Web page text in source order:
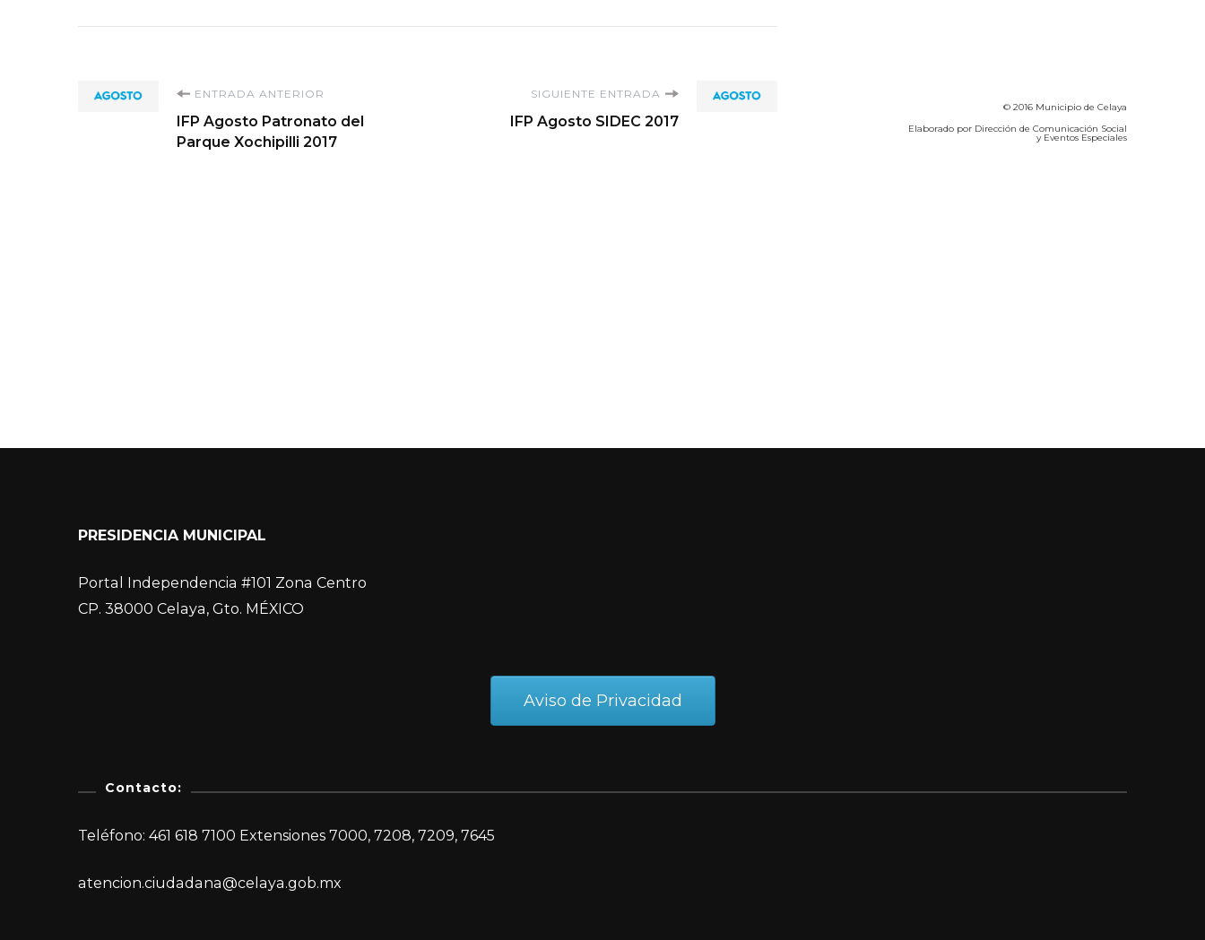
Navegación
ENTRADA ANTERIOR
IFP Agosto Patronato del
Parque Xochipilli 2017
SIGUIENTE ENTRADA
IFP Agosto SIDEC 2017
© 2016 Municipio de Celaya
Elaborado por Dirección de Comunicación Social
y Eventos Especiales
PRESIDENCIA MUNICIPAL
Portal Independencia #101 Zona Centro
CP. 38000 Celaya, Gto. MÉXICO
Aviso de Privacidad
Contacto:
Teléfono: 461 618 7100 Extensiones 7000, 7208, 7209, 7645
atencion.ciudadana@celaya.gob.mx